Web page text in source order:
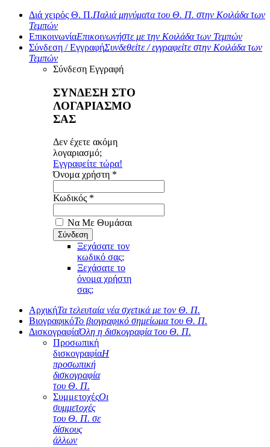
Διά χειρός Θ. Π.Παλιά μηνύματα του Θ. Π. στην Κοιλάδα των
Τεμπών
ΕπικοινωνίαΕπικοινωνήστε με την Κοιλάδα των Τεμπών
Σύνδεση / ΕγγραφήΣυνδεθείτε / εγγραφείτε στην Κοιλάδα των
Τεμπών
Σύνδεση Εγγραφή
ΣΥΝΔΕΣΗ ΣΤΟ
ΛΟΓΑΡΙΑΣΜΟ
ΣΑΣ
Δεν έχετε ακόμη
λογαριασμό;
Εγγραφείτε τώρα!
Όνομα χρήστη *
Κωδικός *
Να Με Θυμάσαι
Ξεχάσατε τον
κωδικό σας;
Ξεχάσατε το
όνομα χρήστη
σας;
ΑρχικήΤα τελευταία νέα σχετικά με τον Θ. Π.
ΒιογραφικόΤο βιογραφικό σημείωμα του Θ. Π.
ΔισκογραφίαΌλη η δισκογραφία του Θ. Π.
Προσωπική
δισκογραφίαΗ
προσωπική
δισκογραφία
του Θ. Π.
ΣυμμετοχέςΟι
συμμετοχές
του Θ. Π. σε
δίσκους
άλλων